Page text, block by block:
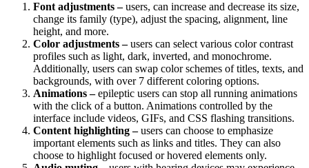
Font adjustments –users, can increase and decrease its size,
change its family (type), adjust the spacing, alignment, line
height, and more.
Color adjustments –users can select various color contrast
profiles such as light, dark, inverted, and monochrome.
Additionally, users can swap color schemes of titles, texts, and
backgrounds, with over 7 different coloring options.
Animations –epileptic users can stop all running animations
with the click of a button. Animations controlled by the
interface include videos, GIFs, and CSS flashing transitions.
Content highlighting –users can choose to emphasize
important elements such as links and titles. They can also
choose to highlight focused or hovered elements only.